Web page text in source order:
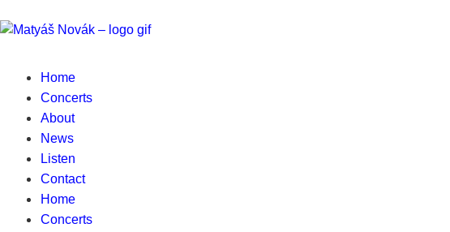
Home
Concerts
About
News
Listen
Contact
Home
Concerts